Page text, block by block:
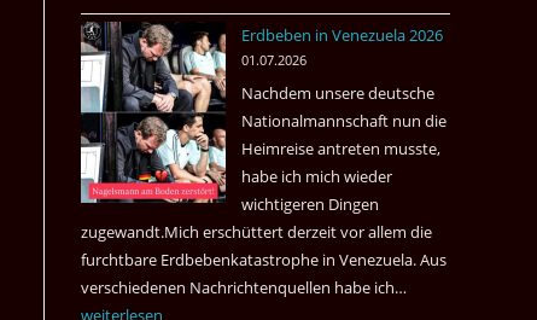
Juli
2026
Airways
nonstop
nach
Amsterdam.
Erdbeben in Venezuela 2026
01.07.2026
Nachdem unsere deutsche
Nationalmannschaft nun die
Heimreise antreten musste,
habe ich mich wieder
wichtigeren Dingen
zugewandt.Mich erschüttert derzeit vor allem die
furchtbare Erdbebenkatastrophe in Venezuela. Aus
verschiedenen Nachrichtenquellen habe ich…
weiterlesen